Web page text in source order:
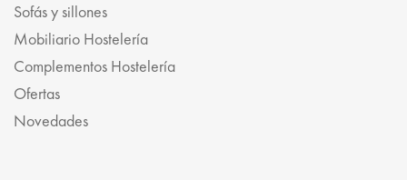
Sofás y sillones
Mobiliario Hostelería
Complementos Hostelería
Ofertas
Novedades